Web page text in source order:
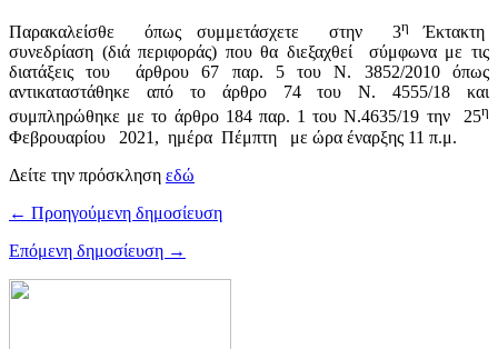
Παρακαλείσθε όπως συμμετάσχετε στην 3η Έκτακτη
συνεδρίαση (διά περιφοράς) που θα διεξαχθεί σύμφωνα με τις
διατάξεις του άρθρου 67 παρ. 5 του Ν. 3852/2010 όπως
αντικαταστάθηκε από το άρθρο 74 του N. 4555/18 και
συμπληρώθηκε με το άρθρο 184 παρ. 1 του Ν.4635/19 την 25η
Φεβρουαρίου 2021, ημέρα Πέμπτη με ώρα έναρξης 11 π.μ.
Δείτε την πρόσκληση εδώ
← Προηγούμενη δημοσίευση
Επόμενη δημοσίευση →